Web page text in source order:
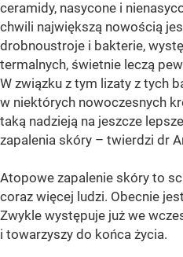
ceramidy, nasycone i
chwili największą nowością
drobnoustroje i bakterie,
termalnych, świetnie leczą
W związku z tym lizaty z tych
w niektórych nowoczesnych
taką nadzieją na jeszcze
zapalenia skóry – twierdzi dr
Atopowe zapalenie skóry to
coraz więcej ludzi. Obecnie
Zwykle występuje już we
i towarzyszy do końca życia.